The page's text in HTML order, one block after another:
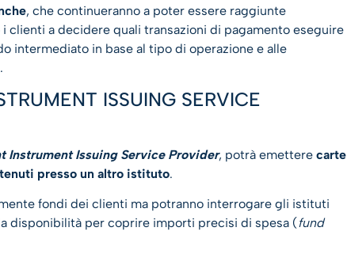
, che continueranno a poter essere raggiunte
clienti a decidere quali transazioni di pagamento eseguire
intermediato in base al tipo di operazione e alle
ISSUING SERVICE
Instrument Issuing Service Provider, potrà emettere carte
presso un altro istituto.
fondi dei clienti ma potranno interrogare gli istituti
disponibilità per coprire importi precisi di spesa (fund